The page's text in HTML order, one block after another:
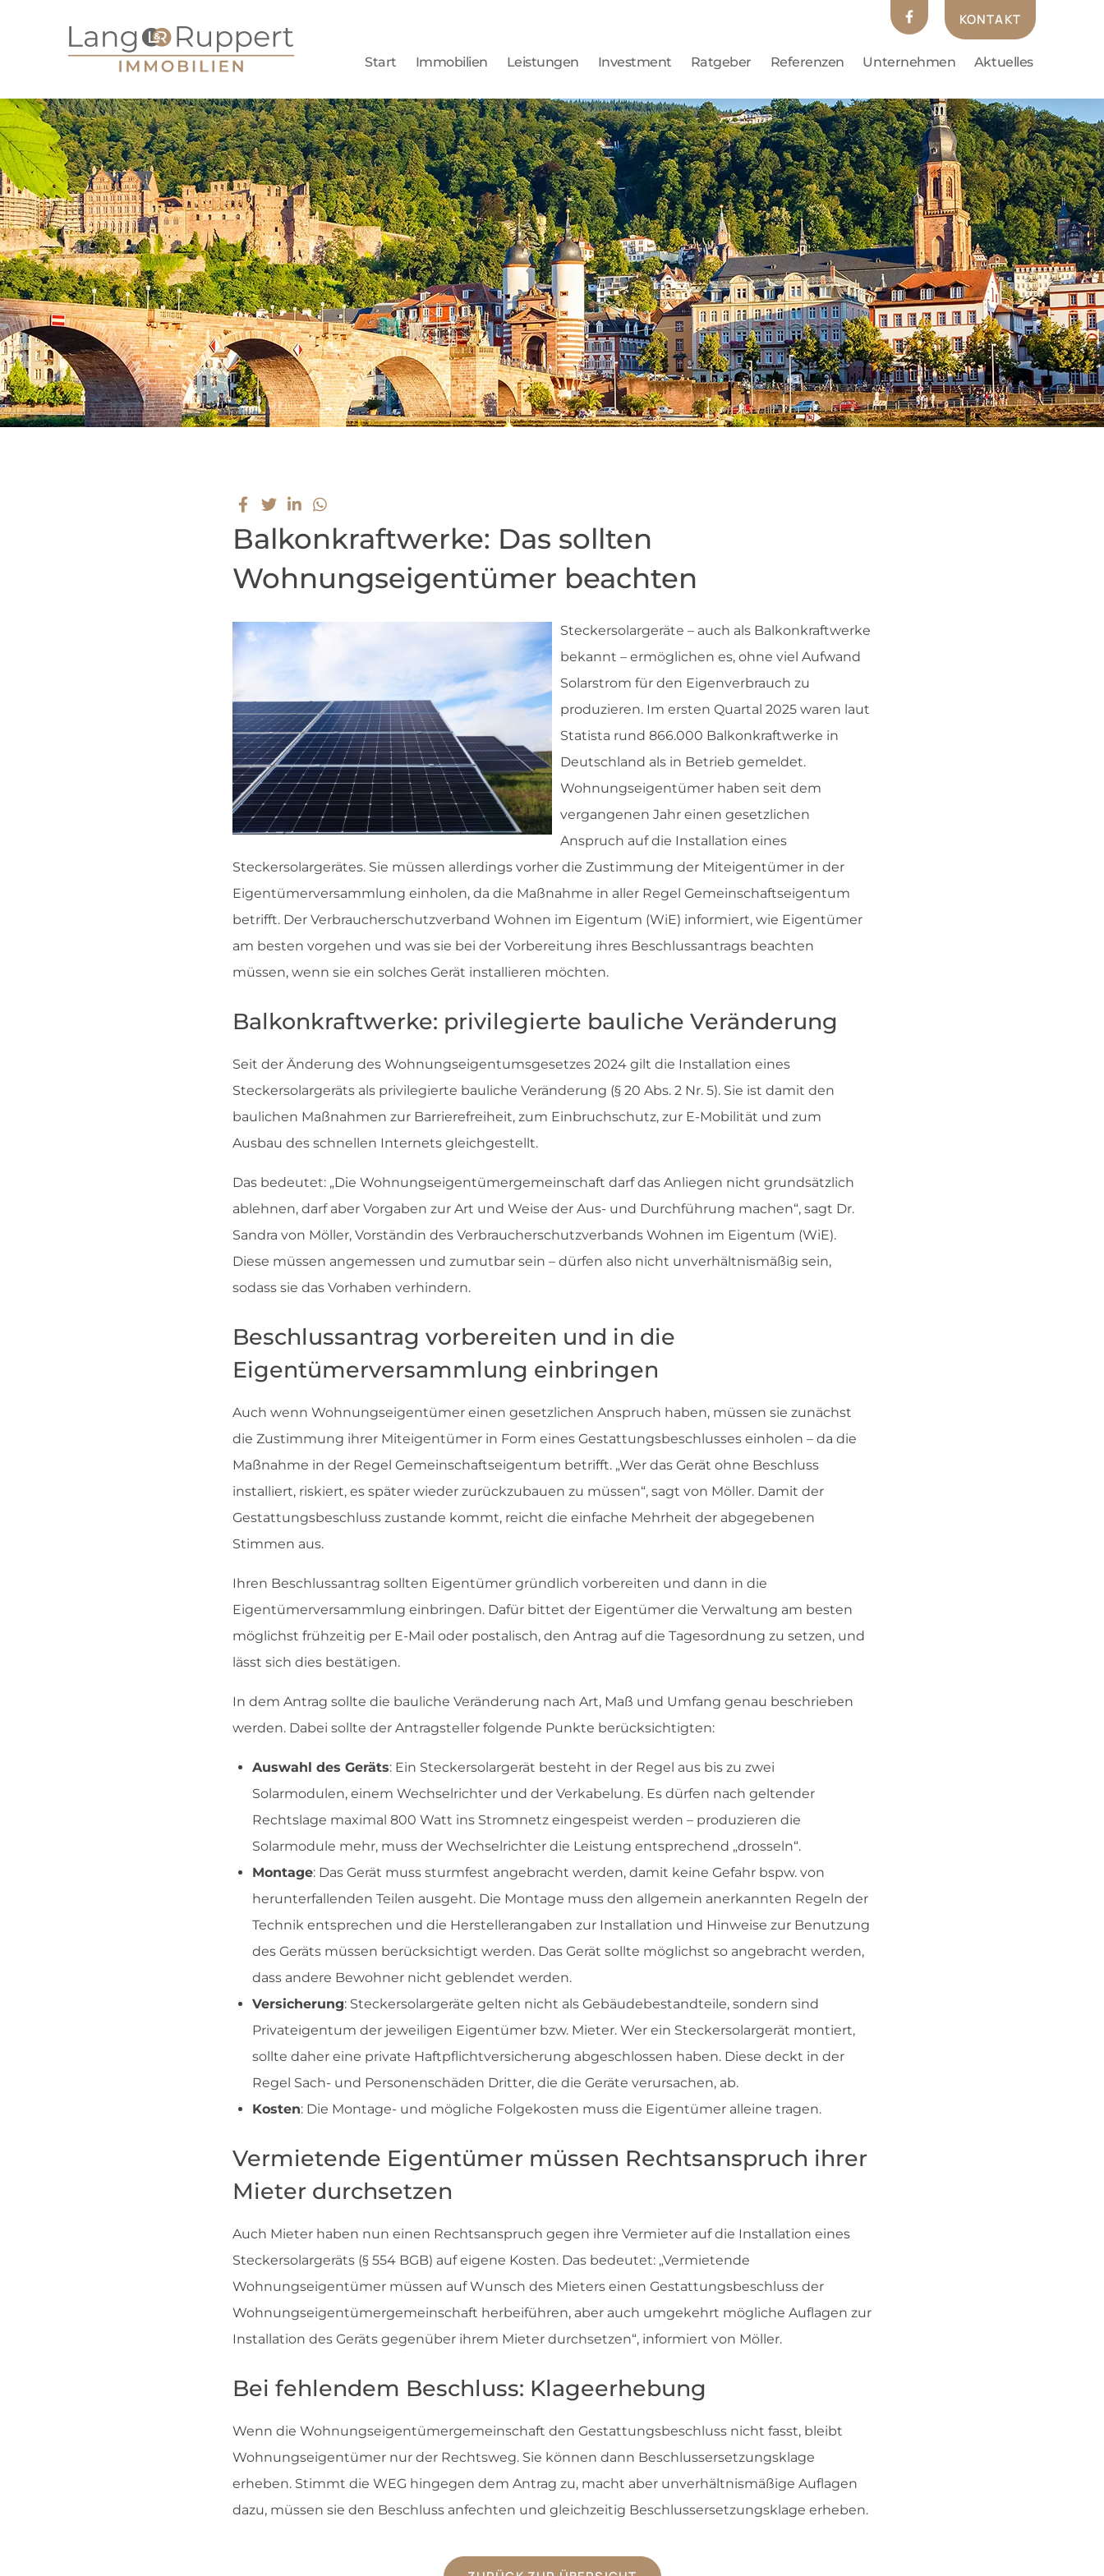
KONTAKT
Start Immobilien Leistungen Investment Ratgeber Referenzen Unternehmen Aktuelles
Balkonkraftwerke: Das sollten
Wohnungseigentümer beachten
Steckersolargeräte – auch als Balkonkraftwerke
bekannt – ermöglichen es, ohne viel Aufwand
Solarstrom für den Eigenverbrauch zu
produzieren. Im ersten Quartal 2025 waren laut
Statista rund 866.000 Balkonkraftwerke in
Deutschland als in Betrieb gemeldet.
Wohnungseigentümer haben seit dem
vergangenen Jahr einen gesetzlichen
Anspruch auf die Installation eines
Steckersolargerätes. Sie müssen allerdings vorher die Zustimmung der Miteigentümer in der
Eigentümerversammlung einholen, da die Maßnahme in aller Regel Gemeinschaftseigentum
betrifft. Der Verbraucherschutzverband Wohnen im Eigentum (WiE) informiert, wie Eigentümer
am besten vorgehen und was sie bei der Vorbereitung ihres Beschlussantrags beachten
müssen, wenn sie ein solches Gerät installieren möchten.
Balkonkraftwerke: privilegierte bauliche Veränderung
Seit der Änderung des Wohnungseigentumsgesetzes 2024 gilt die Installation eines
Steckersolargeräts als privilegierte bauliche Veränderung (§ 20 Abs. 2 Nr. 5). Sie ist damit den
baulichen Maßnahmen zur Barrierefreiheit, zum Einbruchschutz, zur E-Mobilität und zum
Ausbau des schnellen Internets gleichgestellt.
Das bedeutet: „Die Wohnungseigentümergemeinschaft darf das Anliegen nicht grundsätzlich
ablehnen, darf aber Vorgaben zur Art und Weise der Aus- und Durchführung machen“, sagt Dr.
Sandra von Möller, Vorständin des Verbraucherschutzverbands Wohnen im Eigentum (WiE).
Diese müssen angemessen und zumutbar sein – dürfen also nicht unverhältnismäßig sein,
sodass sie das Vorhaben verhindern.
Beschlussantrag vorbereiten und in die
Eigentümerversammlung einbringen
Auch wenn Wohnungseigentümer einen gesetzlichen Anspruch haben, müssen sie zunächst
die Zustimmung ihrer Miteigentümer in Form eines Gestattungsbeschlusses einholen – da die
Maßnahme in der Regel Gemeinschaftseigentum betrifft. „Wer das Gerät ohne Beschluss
installiert, riskiert, es später wieder zurückzubauen zu müssen“, sagt von Möller. Damit der
Gestattungsbeschluss zustande kommt, reicht die einfache Mehrheit der abgegebenen
Stimmen aus.
Ihren Beschlussantrag sollten Eigentümer gründlich vorbereiten und dann in die
Eigentümerversammlung einbringen. Dafür bittet der Eigentümer die Verwaltung am besten
möglichst frühzeitig per E-Mail oder postalisch, den Antrag auf die Tagesordnung zu setzen, und
lässt sich dies bestätigen.
In dem Antrag sollte die bauliche Veränderung nach Art, Maß und Umfang genau beschrieben
werden. Dabei sollte der Antragsteller folgende Punkte berücksichtigten:
Auswahl des Geräts: Ein Steckersolargerät besteht in der Regel aus bis zu zwei
Solarmodulen, einem Wechselrichter und der Verkabelung. Es dürfen nach geltender
Rechtslage maximal 800 Watt ins Stromnetz eingespeist werden – produzieren die
Solarmodule mehr, muss der Wechselrichter die Leistung entsprechend „drosseln“.
Montage: Das Gerät muss sturmfest angebracht werden, damit keine Gefahr bspw. von
herunterfallenden Teilen ausgeht. Die Montage muss den allgemein anerkannten Regeln der
Technik entsprechen und die Herstellerangaben zur Installation und Hinweise zur Benutzung
des Geräts müssen berücksichtigt werden. Das Gerät sollte möglichst so angebracht werden,
dass andere Bewohner nicht geblendet werden.
Versicherung: Steckersolargeräte gelten nicht als Gebäudebestandteile, sondern sind
Privateigentum der jeweiligen Eigentümer bzw. Mieter. Wer ein Steckersolargerät montiert,
sollte daher eine private Haftpflichtversicherung abgeschlossen haben. Diese deckt in der
Regel Sach- und Personenschäden Dritter, die die Geräte verursachen, ab.
Kosten: Die Montage- und mögliche Folgekosten muss die Eigentümer alleine tragen.
Vermietende Eigentümer müssen Rechtsanspruch ihrer
Mieter durchsetzen
Auch Mieter haben nun einen Rechtsanspruch gegen ihre Vermieter auf die Installation eines
Steckersolargeräts (§ 554 BGB) auf eigene Kosten. Das bedeutet: „Vermietende
Wohnungseigentümer müssen auf Wunsch des Mieters einen Gestattungsbeschluss der
Wohnungseigentümergemeinschaft herbeiführen, aber auch umgekehrt mögliche Auflagen zur
Installation des Geräts gegenüber ihrem Mieter durchsetzen“, informiert von Möller.
Bei fehlendem Beschluss: Klageerhebung
Wenn die Wohnungseigentümergemeinschaft den Gestattungsbeschluss nicht fasst, bleibt
Wohnungseigentümer nur der Rechtsweg. Sie können dann Beschlussersetzungsklage
erheben. Stimmt die WEG hingegen dem Antrag zu, macht aber unverhältnismäßige Auflagen
dazu, müssen sie den Beschluss anfechten und gleichzeitig Beschlussersetzungsklage erheben.